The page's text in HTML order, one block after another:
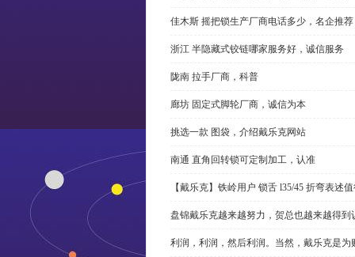
佳木斯 摇把锁生产厂商电话多少，名企推荐
浙江 半隐藏式铰链哪家服务好，诚信服务
陇南 拉手厂商，科普
廊坊 固定式脚轮厂商，诚信为本
挑选一款 图袋，介绍戴乐克网站
南通 直角回转锁可定制加工，认准
【戴乐克】铁岭用户 锁舌 l35/45 折弯表述
盘锦戴乐克越来越努力，贺总也越来越得到
利润，利润，然后利润。当然，戴乐克是为